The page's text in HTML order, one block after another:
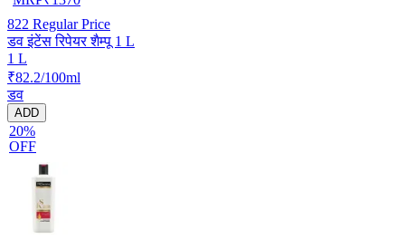
822 Regular Price
डव इंटेंस रिपेयर शैम्पू 1 L
1 L
₹82.2/100ml
डव
ADD
20%
OFF